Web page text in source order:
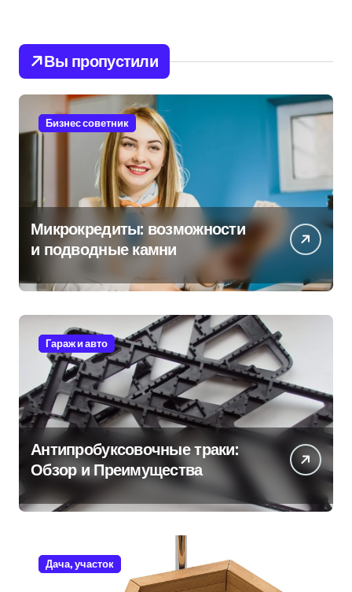
Вы пропустили
Бизнес советник
Микрокредиты: возможности
и подводные камни
Гараж и авто
Антипробуксовочные траки:
Обзор и Преимущества
Дача, участок